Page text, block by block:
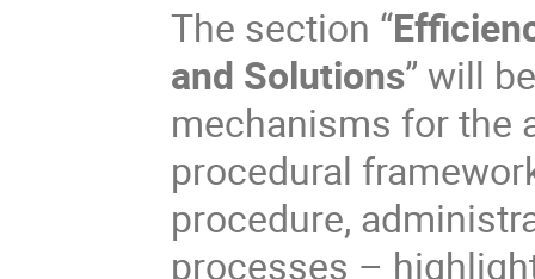
The section “
and Solutions” will
mechanisms for the
procedural
procedure,
processes –